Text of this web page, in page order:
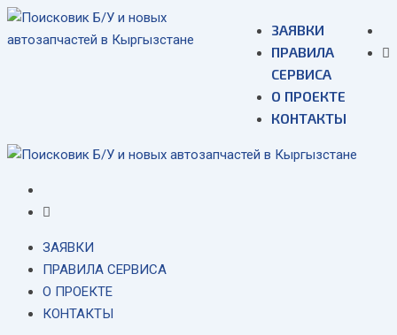
Skip
to
ЗАЯВКИ
ПРАВИЛА
СЕРВИСА
О ПРОЕКТЕ
КОНТАКТЫ
ЗАЯВКИ
ПРАВИЛА СЕРВИСА
О ПРОЕКТЕ
КОНТАКТЫ